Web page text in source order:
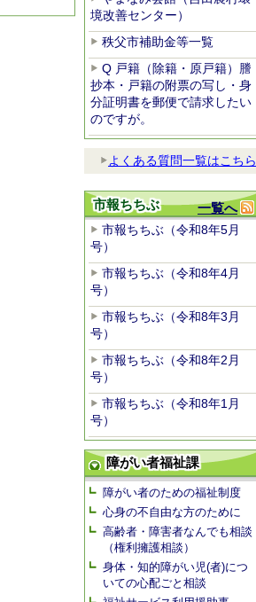
境改善センター）
秩父市補助金等一覧
Q 戸籍（除籍・原戸籍）謄
抄本・戸籍の附票の写し・身
分証明書を郵便で請求したい
のですが。
よくある質問一覧はこちら
一覧へ
市報ちちぶ
市報ちちぶ（令和8年5月
号）
市報ちちぶ（令和8年4月
号）
市報ちちぶ（令和8年3月
号）
市報ちちぶ（令和8年2月
号）
市報ちちぶ（令和8年1月
号）
障がい者福祉課
障がい者のための福祉制度
心身の不自由な方のために
高齢者・障害者なんでも相談
（権利擁護相談）
身体・知的障がい児(者)につ
いての心配ごと相談